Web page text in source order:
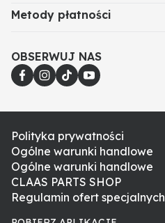
Metody płatności
OBSERWUJ NAS
Polityka prywatności
Ogólne warunki handlowe
Ogólne warunki handlowe
CLAAS PARTS SHOP
Regulamin ofert specjalnych